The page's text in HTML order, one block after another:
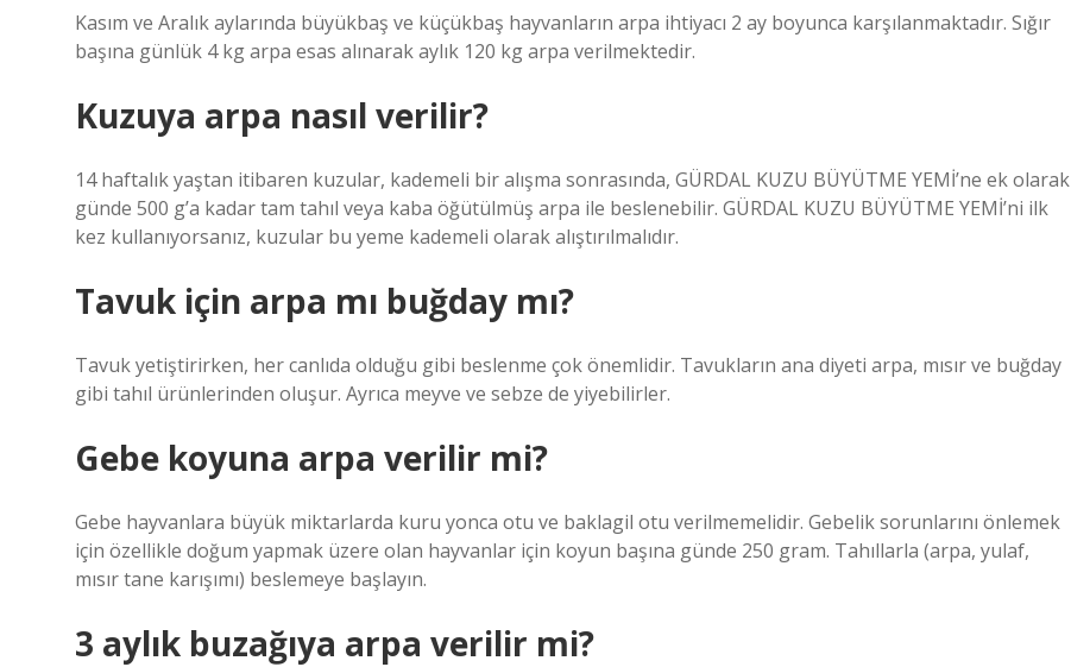
Kasım ve Aralık aylarında büyükbaş ve küçükbaş hayvanların arpa ihtiyacı 2 ay boyunca karşılanmaktadır. Sığır
başına günlük 4 kg arpa esas alınarak aylık 120 kg arpa verilmektedir.
Kuzuya arpa nasıl verilir?
14 haftalık yaştan itibaren kuzular, kademeli bir alışma sonrasında, GÜRDAL KUZU BÜYÜTME YEMİ’ne ek olarak
günde 500 g’a kadar tam tahıl veya kaba öğütülmüş arpa ile beslenebilir. GÜRDAL KUZU BÜYÜTME YEMİ’ni ilk
kez kullanıyorsanız, kuzular bu yeme kademeli olarak alıştırılmalıdır.
Tavuk için arpa mı buğday mı?
Tavuk yetiştirirken, her canlıda olduğu gibi beslenme çok önemlidir. Tavukların ana diyeti arpa, mısır ve buğday
gibi tahıl ürünlerinden oluşur. Ayrıca meyve ve sebze de yiyebilirler.
Gebe koyuna arpa verilir mi?
Gebe hayvanlara büyük miktarlarda kuru yonca otu ve baklagil otu verilmemelidir. Gebelik sorunlarını önlemek
için özellikle doğum yapmak üzere olan hayvanlar için koyun başına günde 250 gram. Tahıllarla (arpa, yulaf,
mısır tane karışımı) beslemeye başlayın.
3 aylık buzağıya arpa verilir mi?